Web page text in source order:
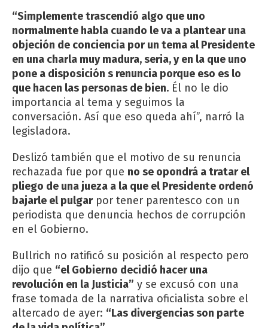
“Simplemente trascendió algo que uno
normalmente habla cuando le va a plantear una
objeción de conciencia por un tema al Presidente
en una charla muy madura, seria, y en la que uno
pone a disposición s renuncia porque eso es lo
que hacen las personas de bien. Él no le dio
importancia al tema y seguimos la
conversación. Así que eso queda ahí”, narró la
legisladora.
Deslizó también que el motivo de su renuncia
rechazada fue por que no se opondrá a tratar el
pliego de una jueza a la que el Presidente ordenó
bajarle el pulgarpor tener parentesco con un
periodista que denuncia hechos de corrupción
en el Gobierno.
Bullrich no ratificó su posición al respecto pero
dijo que “el Gobierno decidió hacer una
revolución en la Justicia” y se excusó con una
frase tomada de la narrativa oficialista sobre el
altercado de ayer: “Las divergencias son parte